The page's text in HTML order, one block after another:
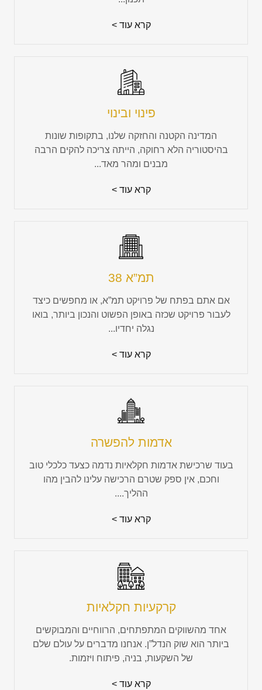
קרא עוד >
פינוי ובינוי
המדינה הקטנה והחזקה שלנו, בתקופות שונות
בהיסטוריה הלא רחוקה, הייתה צריכה להקים הרבה
מבנים ומהר מאד...
קרא עוד >
תמ”א 38
אם אתם בפתח של פרויקט תמ”א, או מחפשים כיצד
לעבור פרויקט שכזה באופן הפשוט והנכון ביותר, בואו
נגלה יחדיו...
קרא עוד >
אדמות להפשרה
בעוד שרכישת אדמות חקלאיות נדמה כצעד כלכלי טוב
וחכם, אין ספק שטרם הרכישה עלינו להבין מהו
ההליך....
קרא עוד >
קרקעיות חקלאיות
אחד מהשווקים המתפתחים, הרווחיים והמבוקשים
ביותר הוא שוק הנדל”ן. אנחנו מדברים על עולם שלם
של השקעות, בניה, פיתוח ויזמות.
קרא עוד >